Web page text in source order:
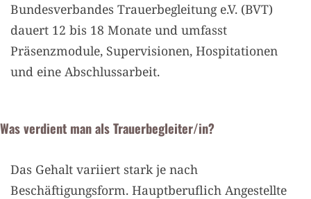
Bundesverbandes Trauerbegleitung e.V. (BVT)
dauert 12 bis 18 Monate und umfasst
Präsenzmodule, Supervisionen, Hospitationen
und eine Abschlussarbeit.
Was verdient man als Trauerbegleiter/in?
Das Gehalt variiert stark je nach
Beschäftigungsform. Hauptberuflich Angestellte